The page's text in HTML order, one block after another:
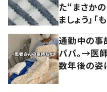
た“まさか
ましょう」「
通勤中の事
パパ。→医
数年後の姿